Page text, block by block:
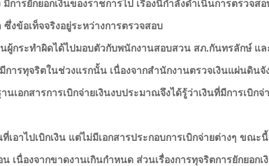
การยักยอกเงินของราชการไป เรื่องนี้กำลังดำเนินการตรวจสอ
งข้อเท็จจริงอยู่ระหว่างการตรวจสอบ
ผู้กระทำผิดได้ไปมอบตัวกับพนักงานสอบสวน สภ.กันทรลักษ์ แล
รทุจริตในช่วงแรกนั้น เนื่องจากสำนักงานตรวจเงินแผ่นดินจั
อกสารการเบิกจ่ายเงินงบประมาณจึงได้รู้ว่าเงินที่มีการเบิกจ่
เอาไปเบิกเงิน แต่ไม่มีเอกสารประกอบการเบิกจ่ายต่างๆ ขณะ
เนื่องจากขาดงานเกินกำหนด ส่วนเรื่องการทุจริตการยักยอกเ